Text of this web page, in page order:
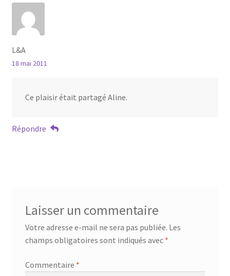
L&A
18 mai 2011
Ce plaisir était partagé Aline.
Répondre
Laisser un commentaire
Votre adresse e-mail ne sera pas publiée. Les
champs obligatoires sont indiqués avec *
Commentaire *